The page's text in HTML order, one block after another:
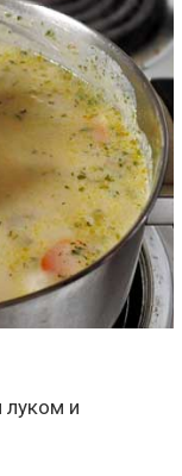
луком и